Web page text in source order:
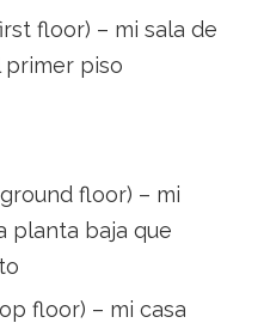
floor) – mi sala de
piso
floor) – mi
planta baja que
floor) – mi casa